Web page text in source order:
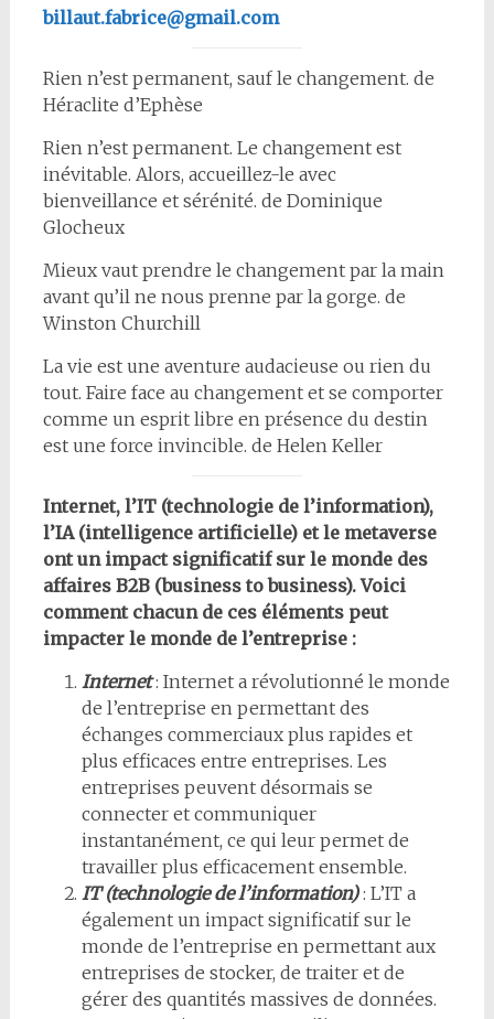
billaut.fabrice@gmail.com
Rien n’est permanent, sauf le changement. de
Héraclite d’Ephèse
Rien n’est permanent. Le changement est
inévitable. Alors, accueillez-le avec
bienveillance et sérénité. de Dominique
Glocheux
Mieux vaut prendre le changement par la main
avant qu’il ne nous prenne par la gorge. de
Winston Churchill
La vie est une aventure audacieuse ou rien du
tout. Faire face au changement et se comporter
comme un esprit libre en présence du destin
est une force invincible. de Helen Keller
Internet, l’IT (technologie de l’information),
l’IA (intelligence artificielle) et le metaverse
ont un impact significatif sur le monde des
affaires B2B (business to business). Voici
comment chacun de ces éléments peut
impacter le monde de l’entreprise :
Internet: Internet a révolutionné le monde
de l’entreprise en permettant des
échanges commerciaux plus rapides et
plus efficaces entre entreprises. Les
entreprises peuvent désormais se
connecter et communiquer
instantanément, ce qui leur permet de
travailler plus efficacement ensemble.
IT (technologie de l’information) : L’IT a
également un impact significatif sur le
monde de l’entreprise en permettant aux
entreprises de stocker, de traiter et de
gérer des quantités massives de données.